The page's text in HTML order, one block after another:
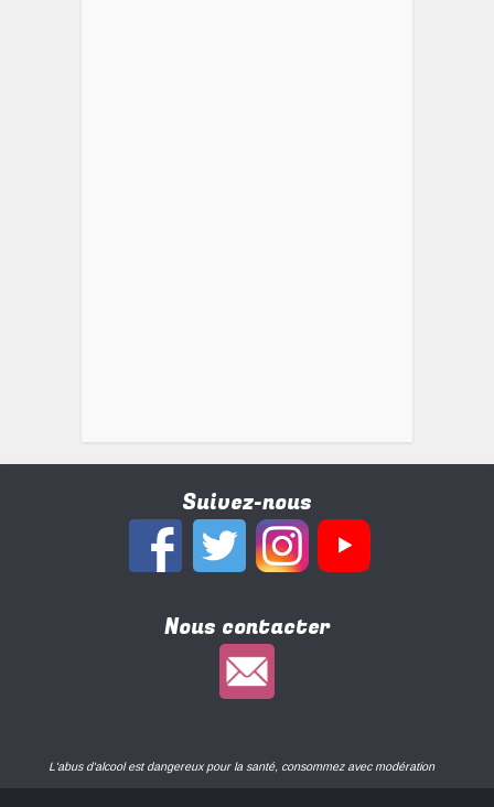
Suivez-nous
Nous contacter
L'abus d'alcool est dangereux pour la santé, consommez avec modération